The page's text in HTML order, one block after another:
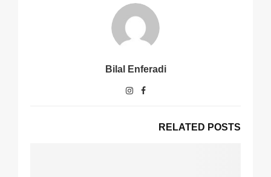
Bilal Enferadi
RELATED POSTS